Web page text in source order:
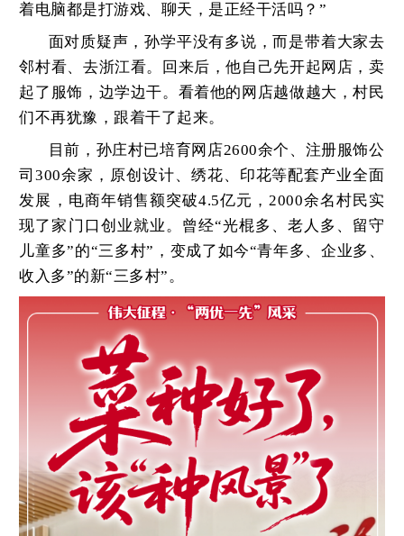
着电脑都是打游戏、聊天，是正经干活吗？”
面对质疑声，孙学平没有多说，而是带着大家去
邻村看、去浙江看。回来后，他自己先开起网店，卖
起了服饰，边学边干。看着他的网店越做越大，村民
们不再犹豫，跟着干了起来。
目前，孙庄村已培育网店2600余个、注册服饰公
司300余家，原创设计、绣花、印花等配套产业全面
发展，电商年销售额突破4.5亿元，2000余名村民实
现了家门口创业就业。曾经“光棍多、老人多、留守
儿童多”的“三多村”，变成了如今“青年多、企业多、
收入多”的新“三多村”。